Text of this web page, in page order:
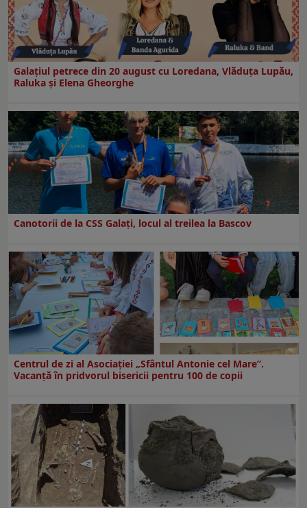
Galaţiul petrece din 20 august cu Loredana, Vlăduța Lupău,
Raluka și Elena Gheorghe
Canotorii de la CSS Galați, locul al treilea la Bascov
Centrul de zi al Asociației „Sfântul Antonie cel Mare”.
Vacanță în pridvorul bisericii pentru 100 de copii